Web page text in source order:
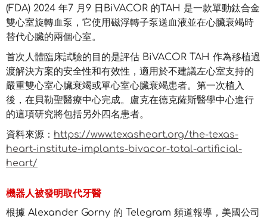
(FDA) 2024 年7 月9 日BiVACOR 的TAH 是一款單動鈦合金
雙心室旋轉血泵，它使用磁浮轉子泵送血液並在心臟衰竭時
替代心臟的兩個心室。
首次人體臨床試驗的目的是評估 BiVACOR TAH 作為移植過
渡解決方案的安全性和有效性，適用於不建議左心室支持的
嚴重雙心室心臟衰竭或單心室心臟衰竭患者。第一次植入
後，在貝勒聖醫療中心完成。盧克在德克薩斯醫學中心進行
的這項研究將包括另外四名患者。
資料來源： https://www.texasheart.org/the-texas-
heart-institute-implants-bivacor-total-artificial-
heart/
機器人被發明取代牙醫
根據 Alexander Gorny 的 Telegram 頻道報導，美國公司